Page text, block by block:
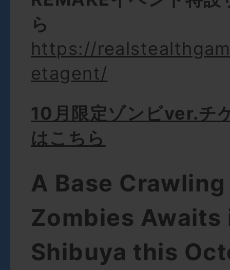
ら
https://
etagent/
10月限定ゾンビver.チ
はこちら
A Base
Zombies Awaits
Shibuya this